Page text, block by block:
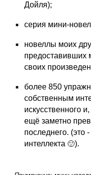
Дойля);
серия мини-
новеллы моих
предоставивших
своих
более 850
собственным
искусственного
ещё заметно
последнего. (это
интеллекта 🙂).